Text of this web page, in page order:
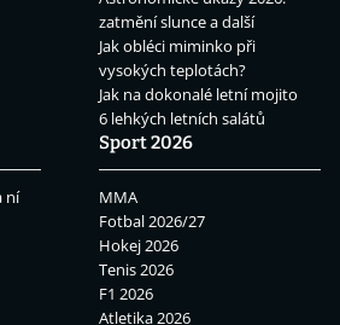
zatmění slunce a další
Jak obléci miminko při
vysokých teplotách?
Jak na dokonalé letní mojito
6 lehkých letních salátů
ní
Sport 2026
MMA
Fotbal 2026/27
Hokej 2026
Tenis 2026
F1 2026
Atletika 2026